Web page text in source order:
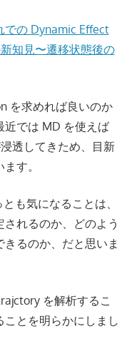
での Dynamic Effect
知見〜遷移状態後の
を求めれば良いのか
近では MD を使えば
透してきため、目新
す。
も気になることは、
れるのか、どのよう
るのか、だと思いま
を解析するこ
とを明らかにしまし